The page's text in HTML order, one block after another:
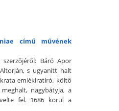
című művének
Báró Apor
s ugyanitt halt
emlékiratíró, költő
nagybátyja, a
fel. 1686 körül a